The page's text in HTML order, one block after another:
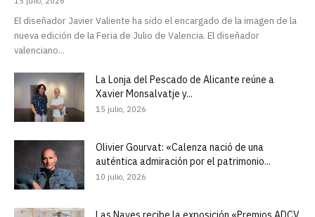
El diseñador Javier Valiente ha sido el encargado de la imagen de la
nueva edición de la Feria de Julio de Valencia. El diseñador
valenciano...
La Lonja del Pescado de Alicante reúne a
Xavier Monsalvatje y...
15 julio, 2026
Olivier Gourvat: «Calenza nació de una
auténtica admiración por el patrimonio...
10 julio, 2026